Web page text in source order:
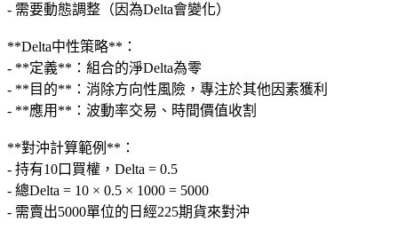
- 需要動態調整（因為Delta會變化）
**Delta中性策略**：
- **定義**：組合的淨Delta為零
- **目的**：消除方向性風險，專注於其他因素獲利
- **應用**：波動率交易、時間價值收割
**對沖計算範例**：
- 持有10口買權，Delta = 0.5
- 總Delta = 10 × 0.5 × 1000 = 5000
- 需賣出5000單位的日經225期貨來對沖